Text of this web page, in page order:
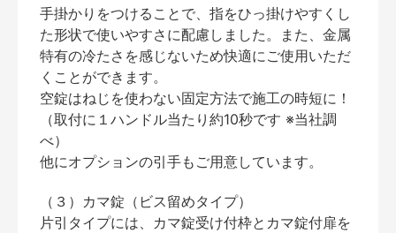
手掛かりをつけることで、指をひっ掛けやすくし
た形状で使いやすさに配慮しました。また、金属
特有の冷たさを感じないため快適にご使用いただ
くことができます。
空錠はねじを使わない固定方法で施工の時短に！
（取付に１ハンドル当たり約10秒です ※当社調
べ）
他にオプションの引手もご用意しています。
（３）カマ錠（ビス留めタイプ）
片引タイプには、カマ錠受け付枠とカマ錠付扉を